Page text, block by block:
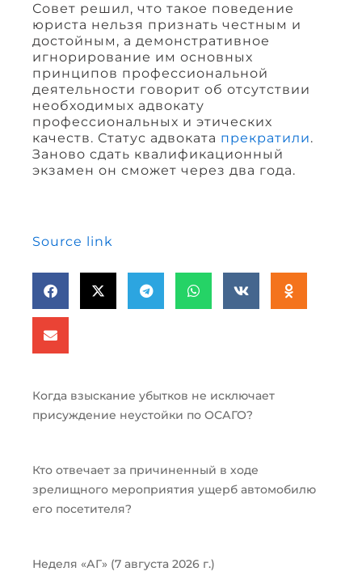
Совет решил, что такое поведение
юриста нельзя признать честным и
достойным, а демонстративное
игнорирование им основных
принципов профессиональной
деятельности говорит об отсутствии
необходимых адвокату
профессиональных и этических
качеств. Статус адвоката прекратили.
Заново сдать квалификационный
экзамен он сможет через два года.
Source link
Когда взыскание убытков не исключает
присуждение неустойки по ОСАГО?
Кто отвечает за причиненный в ходе
зрелищного мероприятия ущерб автомобилю
его посетителя?
Неделя «АГ» (7 августа 2026 г.)